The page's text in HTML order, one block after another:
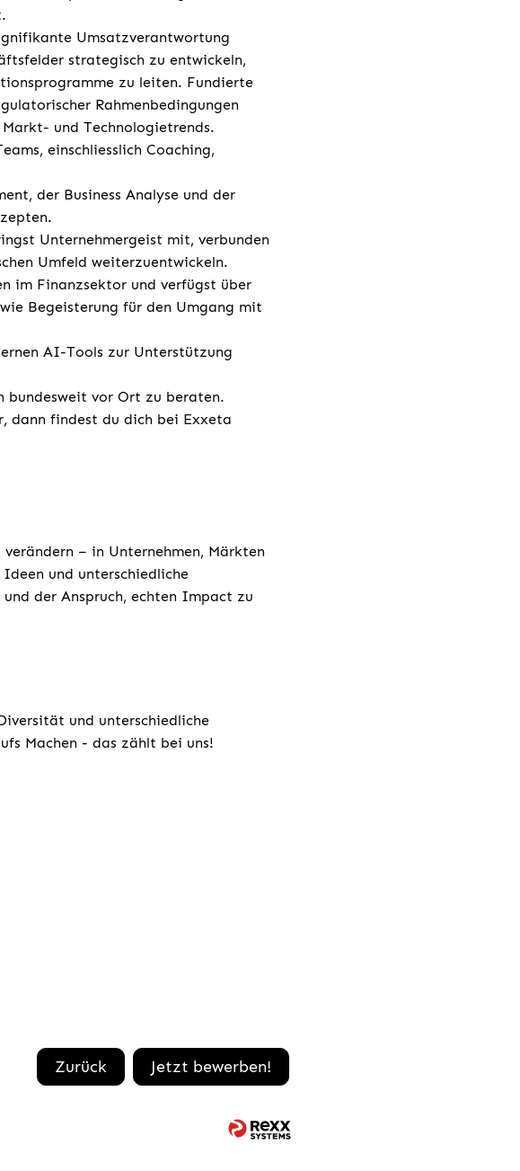
Umsatzverantwortung
strategisch zu entwickeln,
zu leiten. Fundierte
Rahmenbedingungen
und Technologietrends.
einschliesslich Coaching,
der Business Analyse und der
Unternehmergeist mit, verbunden
Umfeld weiterzuentwickeln.
im Finanzsektor und verfügst über
Begeisterung für den Umgang mit
AI-Tools zur Unterstützung
bundesweit vor Ort zu beraten.
dann findest du dich bei Exxeta
– in Unternehmen, Märkten
und unterschiedliche
der Anspruch, echten Impact zu
und unterschiedliche
Machen - das zählt bei uns!
Zurück Jetzt bewerben!